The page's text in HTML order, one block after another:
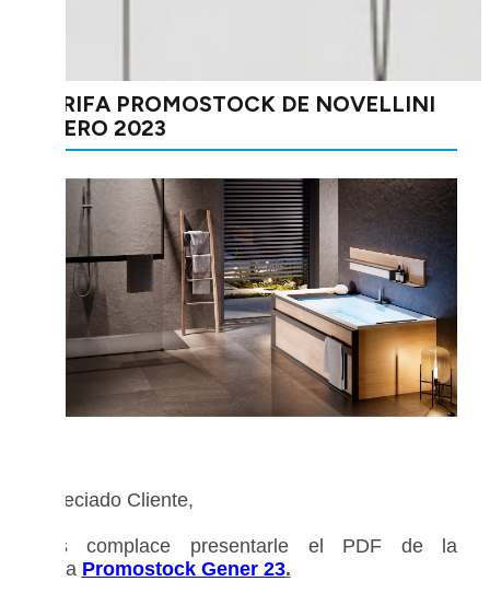
TARIFA PROMOSTOCK DE NOVELLINI
ENERO 2023
Apreciado Cliente,
Nos complace presentarle el PDF de la
tarifa Promostock Gener 23.